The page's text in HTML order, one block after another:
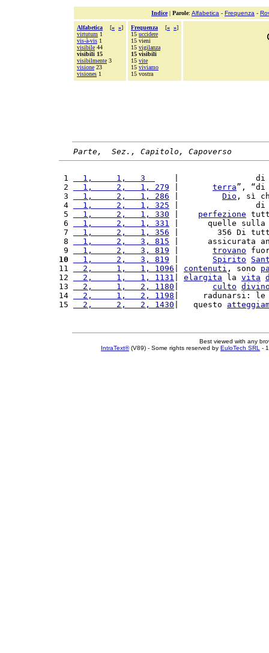
Indice| Parole: Alfabetica - Frequenza -
Alfabetica [« »]
virtutum 1
vis-à-vis 1
visibile 44
visibili 15
visibilmente 3
visione 23
visiones 1
Frequenza [« »]
15 uccidere
15 vieni
15 vigilanza
15 visibili
15 vite
15 viviamo
15 vostra
Parte,  Sez., Capitolo, Capoverso
1
  1,     1,   3
|
2
  1,     2,   1, 279
terra”,
3
  1,     2,   1, 286
Dio , sì
4
  1,     2,   1, 325
|                di
5
  1,     2,   1, 330
perfezione
6
  1,     2,   1, 331
|      quelle
7
  1,     2,   1, 356
|        356 Di
8
  1,     2,   3, 815
|      assicurata
9
  1,     2,   3, 819
trovano
10
  1,     2,   3, 819
Spirito
11
  2,     1,   1, 1096
contenuti , sono
12
  2,     1,   1, 1131
elargita la vita
13
  2,     1,   2, 1180
culto
14
  2,     1,   2, 1198
|     radunarsi: le
15
  2,     2,   2, 1430
|   questo
Best viewed with any
IntraText®(V89) - Some rights reserved by EuloTech SRL -